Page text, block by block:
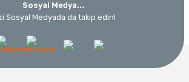
Sosyal Medya...
Sosyal Medyada da takip edin!